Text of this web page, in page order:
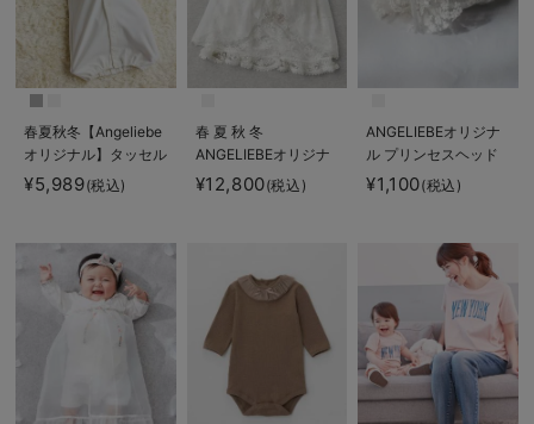
春夏秋冬【Angeliebe
オリジナル】タッセル
付きおめかしドレス＆
帽子セット
¥5,989(税込)
春 夏 秋 冬
ANGELIEBEオリジナ
ル プリンセスセレモ
ニードレス
¥12,800(税込)
ANGELIEBEオリジナ
ル プリンセスヘッド
ドレス
¥1,100(税込)